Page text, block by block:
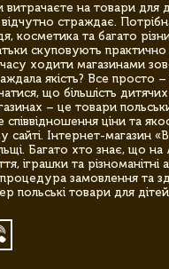
витрачаєте на товари для
страждає.
косметика та багато
скуповують
ходити магазинами
якість? Все просто
що більшість
– це товари
ціни та
Інтернет-магазин
Багато хто знає, що
іграшки та
замовлення та
польські товари для